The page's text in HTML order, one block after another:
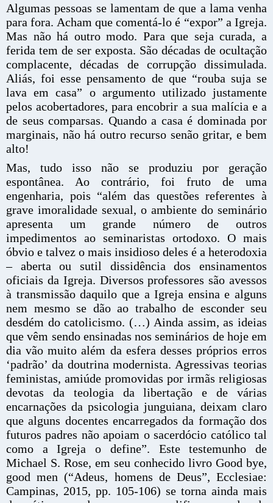
Algumas pessoas se lamentam de que a lama venha
para fora. Acham que comentá-lo é “expor” a Igreja.
Mas não há outro modo. Para que seja curada, a
ferida tem de ser exposta. São décadas de ocultação
complacente, décadas de corrupção dissimulada.
Aliás, foi esse pensamento de que “rouba suja se
lava em casa” o argumento utilizado justamente
pelos acobertadores, para encobrir a sua malícia e a
de seus comparsas. Quando a casa é dominada por
marginais, não há outro recurso senão gritar, e bem
alto!
Mas, tudo isso não se produziu por geração
espontânea. Ao contrário, foi fruto de uma
engenharia, pois “além das questões referentes à
grave imoralidade sexual, o ambiente do seminário
apresenta um grande número de outros
impedimentos ao seminaristas ortodoxo. O mais
óbvio e talvez o mais insidioso deles é a heterodoxia
– aberta ou sutil dissidência dos ensinamentos
oficiais da Igreja. Diversos professores são avessos
à transmissão daquilo que a Igreja ensina e alguns
nem mesmo se dão ao trabalho de esconder seu
desdém do catolicismo. (…) Ainda assim, as ideias
que vêm sendo ensinadas nos seminários de hoje em
dia vão muito além da esfera desses próprios erros
‘padrão’ da doutrina modernista. Agressivas teorias
feministas, amiúde promovidas por irmãs religiosas
devotas da teologia da libertação e de várias
encarnações da psicologia junguiana, deixam claro
que alguns docentes encarregados da formação dos
futuros padres não apoiam o sacerdócio católico tal
como a Igreja o define”. Este testemunho de
Michael S. Rose, em seu conhecido livro Good bye,
good men (“Adeus, homens de Deus”, Ecclesiae:
Campinas, 2015, pp. 105-106) se torna ainda mais